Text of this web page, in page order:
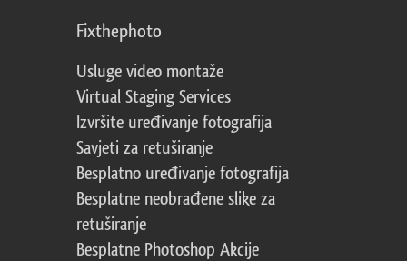
Fixthephoto
Usluge video montaže
Virtual Staging Services
Izvršite uređivanje fotografija
Savjeti za retuširanje
Besplatno uređivanje fotografija
Besplatne neobrađene slike za
retuširanje
Besplatne Photoshop Akcije